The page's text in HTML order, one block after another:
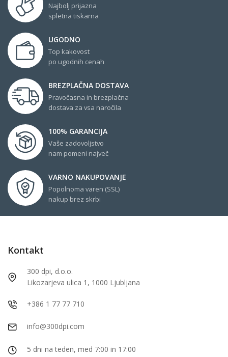
Najbolj prijazna
spletna tiskarna
UGODNO
Top kakovost
po ugodnih cenah
BREZPLAČNA DOSTAVA
Pravočasna in brezplačna
dostava za vsa naročila
100% GARANCIJA
Vaše zadovoljstvo
nam pomeni največ
VARNO NAKUPOVANJE
Popolnoma varen (SSL)
nakup brez skrbi
Kontakt
300 dpi, d.o.o.
Likozarjeva ulica 1, 1000 Ljubljana
+386 1 77 77 710
info@300dpi.com
5 dni na teden, med 7:00 in 17:00